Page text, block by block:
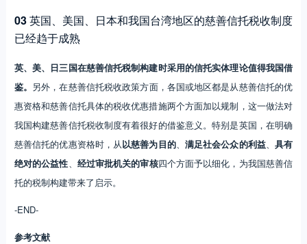
03英国、美国、日本和我国台湾地区的慈善信托税收制度
已经趋于成熟
英、美、日三国在慈善信托税制构建时采用的信托实体理论值得我国借
鉴。 另外，在慈善信托税收政策方面，各国或地区都是从慈善信托的优
惠资格和慈善信托具体的税收优惠措施两个方面加以规制，这一做法对
我国构建慈善信托税收制度有着很好的借鉴意义。特别是英国，在明确
慈善信托的优惠资格时，从以慈善为目的、 满足社会公众的利益、 具有
绝对的公益性、 经过审批机关的审核四个方面予以细化，为我国慈善信
托的税制构建带来了启示。
-END-
参考文献